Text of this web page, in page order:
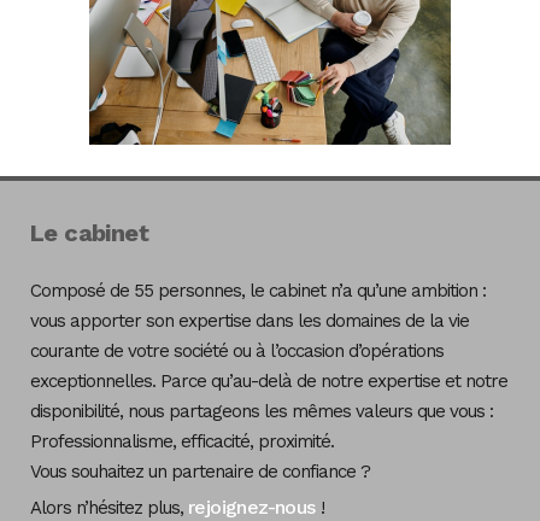
Le cabinet
Composé de 55 personnes, le cabinet n’a qu’une ambition :
vous apporter son expertise dans les domaines de la vie
courante de votre société ou à l’occasion d’opérations
exceptionnelles. Parce qu’au-delà de notre expertise et notre
disponibilité, nous partageons les mêmes valeurs que vous :
Professionnalisme, efficacité, proximité.
Vous souhaitez un partenaire de confiance ?
Alors n’hésitez plus, rejoignez-nous!